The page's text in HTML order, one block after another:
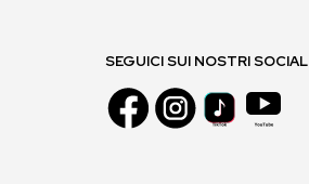
SEGUICI SUI NOSTRI SOCIAL